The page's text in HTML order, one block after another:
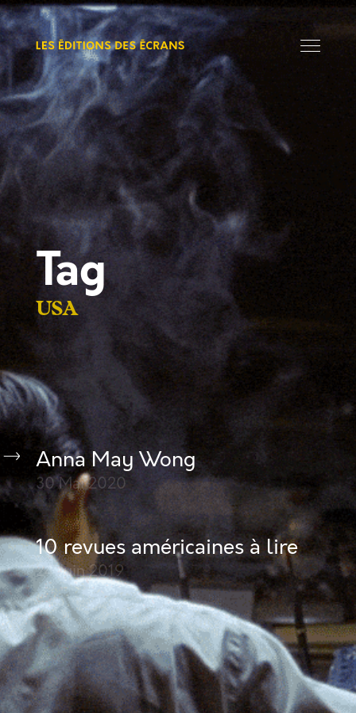
Tag
USA
Anna May Wong
30 Mai2020
10 revues américaines à lire
24 Juin2019